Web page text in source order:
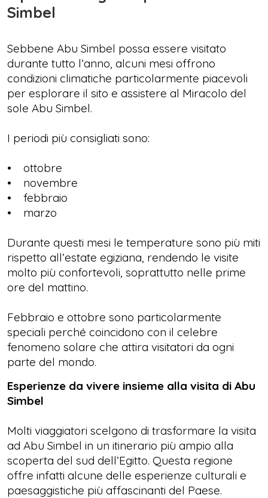
Simbel
Sebbene Abu Simbel possa essere visitato
durante tutto l’anno, alcuni mesi offrono
condizioni climatiche particolarmente piacevoli
per esplorare il sito e assistere al Miracolo del
sole Abu Simbel.
I periodi più consigliati sono:
• ottobre
• novembre
• febbraio
• marzo
Durante questi mesi le temperature sono più miti
rispetto all’estate egiziana, rendendo le visite
molto più confortevoli, soprattutto nelle prime
ore del mattino.
Febbraio e ottobre sono particolarmente
speciali perché coincidono con il celebre
fenomeno solare che attira visitatori da ogni
parte del mondo.
Esperienze da vivere insieme alla visita di Abu
Simbel
Molti viaggiatori scelgono di trasformare la visita
ad Abu Simbel in un itinerario più ampio alla
scoperta del sud dell’Egitto. Questa regione
offre infatti alcune delle esperienze culturali e
paesaggistiche più affascinanti del Paese.